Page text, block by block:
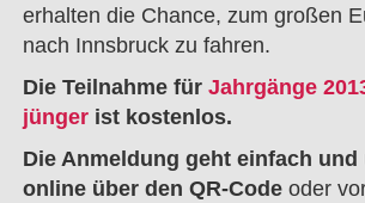
erhalten die Chance, zum großen
nach Innsbruck zu fahren.
Die Teilnahme fürJahrgänge
jünger ist kostenlos.
Die Anmeldung geht einfach
online über den QR-Code oder